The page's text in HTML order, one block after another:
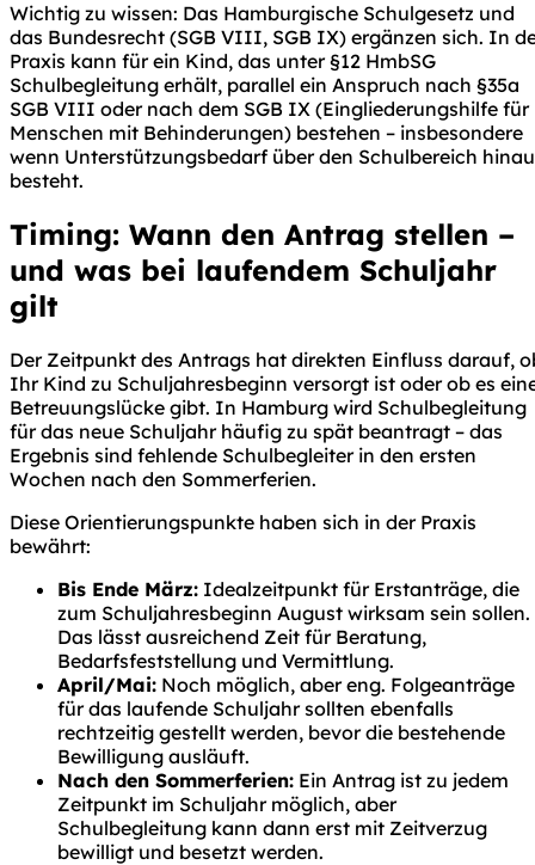
Wichtig zu wissen: Das Hamburgische Schulgesetz und
das Bundesrecht (SGB VIII, SGB IX) ergänzen sich. In
Praxis kann für ein Kind, das unter §12 HmbSG
Schulbegleitung erhält, parallel ein Anspruch nach §35a
SGB VIII oder nach dem SGB IX (Eingliederungshilfe für
Menschen mit Behinderungen) bestehen – insbesondere
wenn Unterstützungsbedarf über den Schulbereich
besteht.
Timing: Wann den Antrag stellen –
und was bei laufendem Schuljahr
gilt
Der Zeitpunkt des Antrags hat direkten Einfluss darauf,
Ihr Kind zu Schuljahresbeginn versorgt ist oder ob es
Betreuungslücke gibt. In Hamburg wird Schulbegleitung
für das neue Schuljahr häufig zu spät beantragt – das
Ergebnis sind fehlende Schulbegleiter in den ersten
Wochen nach den Sommerferien.
Diese Orientierungspunkte haben sich in der Praxis
bewährt:
Bis Ende März: Idealzeitpunkt für Erstanträge, die
zum Schuljahresbeginn August wirksam sein sollen.
Das lässt ausreichend Zeit für Beratung,
Bedarfsfeststellung und Vermittlung.
April/Mai: Noch möglich, aber eng. Folgeanträge
für das laufende Schuljahr sollten ebenfalls
rechtzeitig gestellt werden, bevor die bestehende
Bewilligung ausläuft.
Nach den Sommerferien: Ein Antrag ist zu jedem
Zeitpunkt im Schuljahr möglich, aber
Schulbegleitung kann dann erst mit Zeitverzug
bewilligt und besetzt werden.